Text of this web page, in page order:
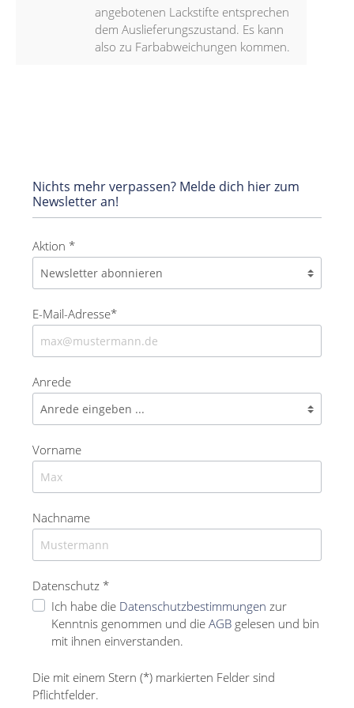
angebotenen Lackstifte entsprechen
dem Auslieferungszustand. Es kann
also zu Farbabweichungen kommen.
Nichts mehr verpassen? Melde dich hier zum
Newsletter an!
Aktion *
E-Mail-Adresse*
Anrede
Vorname
Nachname
Datenschutz *
Ich habe die Datenschutzbestimmungen zur
Kenntnis genommen und die AGB gelesen und bin
mit ihnen einverstanden.
Die mit einem Stern (*) markierten Felder sind
Pflichtfelder.